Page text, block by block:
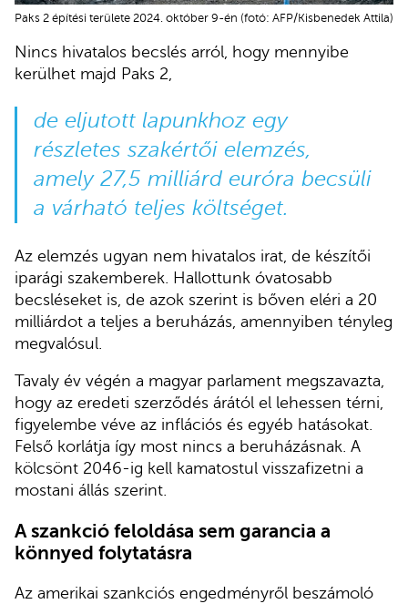
Paks 2 építési területe 2024. október 9-én (fotó: AFP/Kisbenedek Attila)
Nincs hivatalos becslés arról, hogy mennyibe
kerülhet majd Paks 2,
de eljutott lapunkhoz egy
részletes szakértői elemzés,
amely 27,5 milliárd euróra becsüli
a várható teljes költséget.
Az elemzés ugyan nem hivatalos irat, de készítői
iparági szakemberek. Hallottunk óvatosabb
becsléseket is, de azok szerint is bőven eléri a 20
milliárdot a teljes a beruházás, amennyiben tényleg
megvalósul.
Tavaly év végén a magyar parlament megszavazta,
hogy az eredeti szerződés árától el lehessen térni,
figyelembe véve az inflációs és egyéb hatásokat.
Felső korlátja így most nincs a beruházásnak. A
kölcsönt 2046-ig kell kamatostul visszafizetni a
mostani állás szerint.
A szankció feloldása sem garancia a
könnyed folytatásra
Az amerikai szankciós engedményről beszámoló